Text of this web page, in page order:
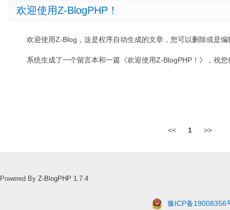
欢迎使用Z-BlogPHP！
欢迎使用Z-Blog，这是程序自动生成的文章，您可以删除或是编
系统生成了一个留言本和一篇《欢迎使用Z-BlogPHP！》，祝
<< 1 >>
Powered By Z-BlogPHP 1.7.4
豫ICP备19008356